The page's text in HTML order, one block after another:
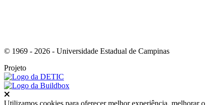
© 1969 - 2026 - Universidade Estadual de Campinas
Projeto
Utilizamos cookies para oferecer melhor experiência, melhorar o